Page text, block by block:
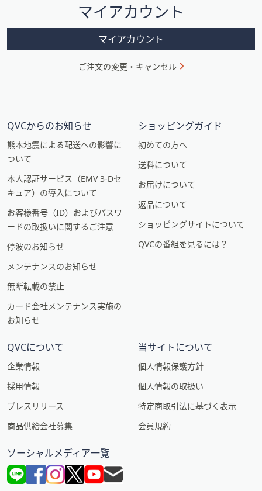
ン
マイアカウント
マイアカウント
ご注文の変更・キャンセル
QVCからのお知らせ
熊本地震による配送への影響に
ついて
本人認証サービス（EMV 3-Dセ
キュア）の導入について
お客様番号（ID）およびパスワ
ードの取扱いに関するご注意
停波のお知らせ
メンテナンスのお知らせ
無断転載の禁止
カード会社メンテナンス実施の
お知らせ
ショッピングガイド
初めての方へ
送料について
お届けについて
返品について
ショッピングサイトについて
QVCの番組を見るには？
QVCについて
企業情報
採用情報
プレスリリース
商品供給会社募集
当サイトについて
個人情報保護方針
個人情報の取扱い
特定商取引法に基づく表示
会員規約
ソーシャルメディア一覧